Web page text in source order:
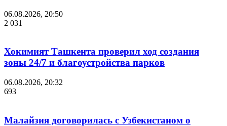
06.08.2026, 20:50
2 031
Хокимият Ташкента проверил ход создания
зоны 24/7 и благоустройства парков
06.08.2026, 20:32
693
Малайзия договорилась с Узбекистаном о